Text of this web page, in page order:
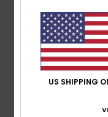
US SHIPPING